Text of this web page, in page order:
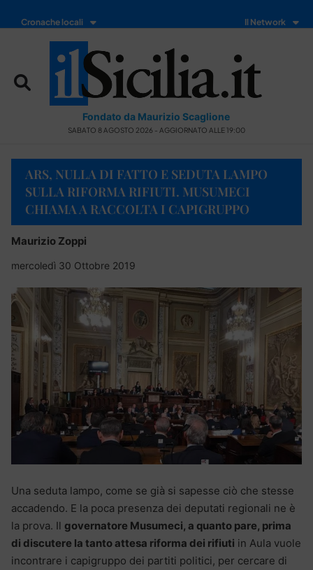
Cronache locali Il Network
Fondato da Maurizio Scaglione
SABATO 8 AGOSTO 2026 - AGGIORNATO ALLE 19:00
ARS, NULLA DI FATTO E SEDUTA LAMPO
SULLA RIFORMA RIFIUTI. MUSUMECI
CHIAMA A RACCOLTA I CAPIGRUPPO
Maurizio Zoppi
mercoledì 30 Ottobre 2019
Una seduta lampo, come se già si sapesse ciò che stesse
accadendo. E la poca presenza dei deputati regionali ne è
la prova. Il governatore Musumeci, a quanto pare, prima
di discutere la tanto attesa riforma dei rifiuti in Aula vuole
incontrare i capigruppo dei partiti politici, per cercare di